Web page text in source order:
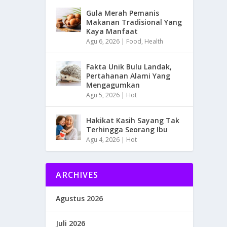
Gula Merah Pemanis
Makanan Tradisional Yang
Kaya Manfaat
Agu 6, 2026 | Food, Health
Fakta Unik Bulu Landak,
Pertahanan Alami Yang
Mengagumkan
Agu 5, 2026 | Hot
Hakikat Kasih Sayang Tak
Terhingga Seorang Ibu
Agu 4, 2026 | Hot
ARCHIVES
Agustus 2026
Juli 2026